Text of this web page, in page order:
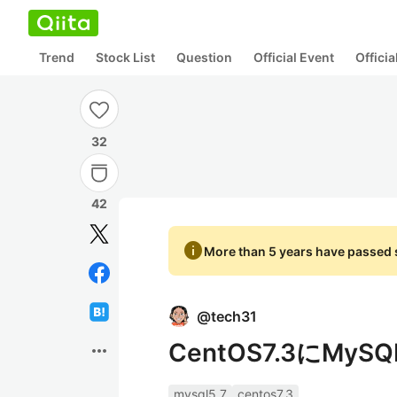
Trend Stock List Question Official Event
32
42
more_horiz
infoMore than 5 years have
@tech31
CentOS7.3に
mysql5.7 centos7.3